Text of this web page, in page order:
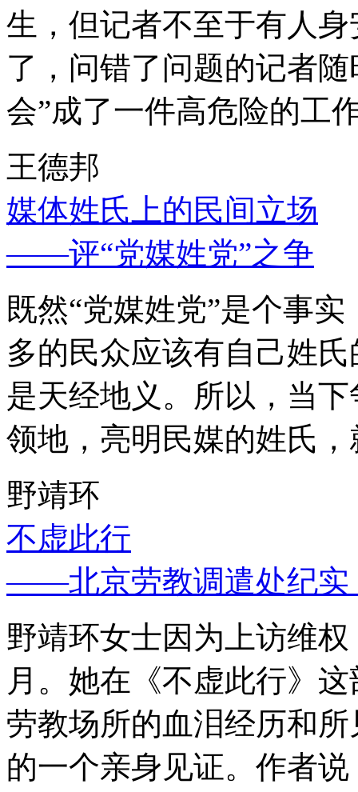
生，但记者不至于有人
了，问错了问题的记者
会”成了一件高危险的工
王德邦
媒体姓氏上的民间立场
——评“党媒姓党”之争
既然“党媒姓党”是个事
多的民众应该有自己姓
是天经地义。所以，当
领地，亮明民媒的姓氏
野靖环
不虚此行
——北京劳教调遣处纪实
野靖环女士因为上访维
月。她在《不虚此行》
劳教场所的血泪经历和
的一个亲身见证。作者